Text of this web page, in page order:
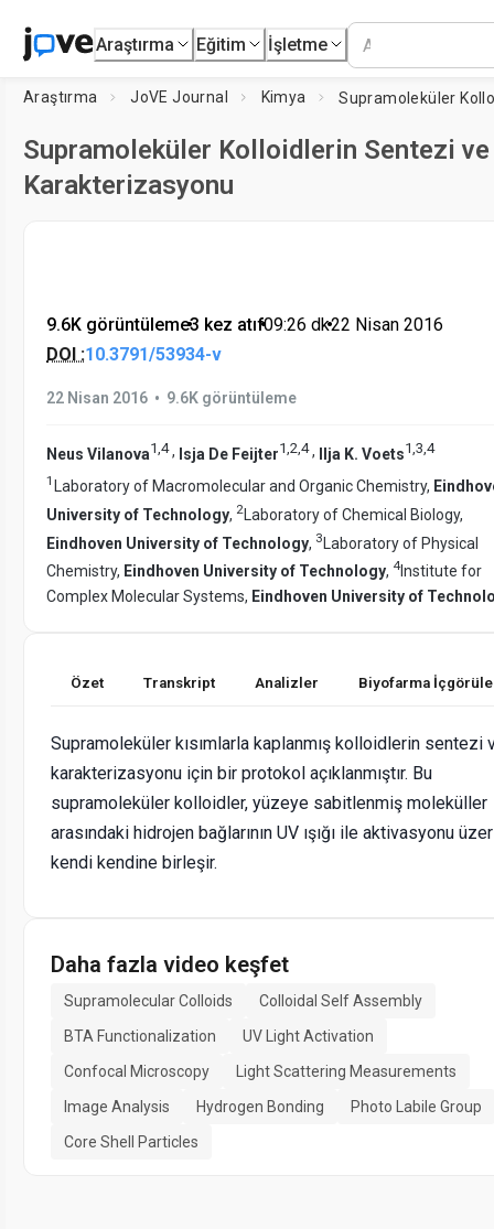
Araştırma Eğitim İşletme
Araştırma JoVE Journal Kimya
Supramoleküler Kolloidlerin Sentezi ve
Karakterizasyonu
9.6K görüntüleme•3 kez atıf•09:26 dk•22 Nisan 2016
DOI :10.3791/53934-v
22 Nisan 2016 • 9.6K görüntüleme
Neus Vilanova1,4, Isja De Feijter1,2,4, Ilja K. Voets1,3,4
1 Laboratory of Macromolecular and Organic Chemistry,
University of Technology, 2 Laboratory of Chemical Biology,
Eindhoven University of Technology, 3 Laboratory of Physical
Chemistry, Eindhoven University of Technology, 4 Institute for
Complex Molecular Systems, Eindhoven University of
Özet Transkript Analizler Biyofarma
Supramoleküler kısımlarla kaplanmış kolloidlerin sentezi
karakterizasyonu için bir protokol açıklanmıştır. Bu
supramoleküler kolloidler, yüzeye sabitlenmiş moleküller
arasındaki hidrojen bağlarının UV ışığı ile aktivasyonu
kendi kendine birleşir.
Daha fazla video keşfet
Supramolecular Colloids
Colloidal Self Assembly
BTA Functionalization
UV Light Activation
Confocal Microscopy
Light Scattering Measurements
Image Analysis
Hydrogen Bonding
Photo Labile Group
Core Shell Particles